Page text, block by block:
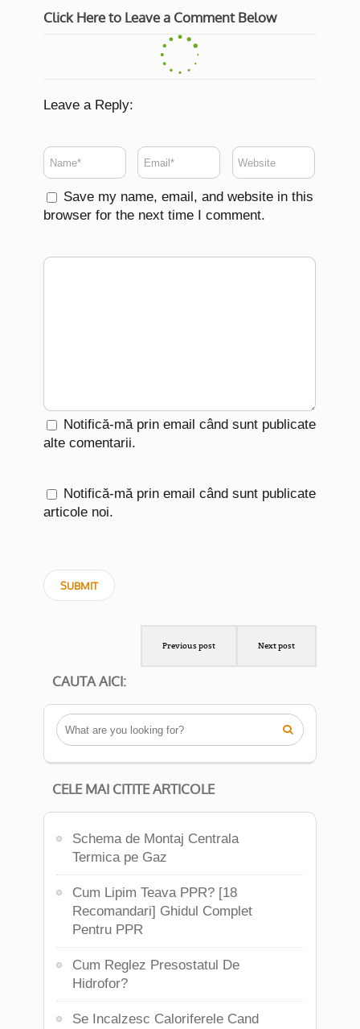
Click Here to Leave a Comment Below
Leave a Reply:
Save my name, email, and website in this
browser for the next time I comment.
Notifică-mă prin email când sunt publicate
alte comentarii.
Notifică-mă prin email când sunt publicate
articole noi.
Previous post Next post
CAUTA AICI:

CELE MAI CITITE ARTICOLE
Schema de Montaj Centrala
Termica pe Gaz
Cum Lipim Teava PPR? [18
Recomandari] Ghidul Complet
Pentru PPR
Cum Reglez Presostatul De
Hidrofor?
Se Incalzesc Caloriferele Cand